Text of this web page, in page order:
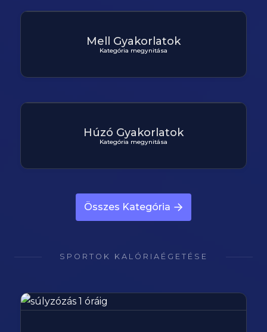
Mell Gyakorlatok
Kategória megynitása
Húzó Gyakorlatok
Kategória megynitása
Összes Kategória
SPORTOK KALÓRIAÉGETÉSE